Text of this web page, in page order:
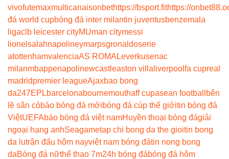
vivofutemaxmulticanaisonbethttps://bsport.fithttps://
đá world cupbóng đá inter milantin juventusbenzema la
ligaclb leicester cityMUman citymessi
lionel salahnapolineymarpsgronaldoserie
atottenhamvalenciaAS ROMA Leverkusenac
milanmbappenapolinewcastleaston villa liverpool fa cupreal
madridpremier leagueAjaxbao bong
da247EPLbarcelonabournemouthaff cupasean football
bên
lề sân cỏbáo bóng đá mớibóng đá cúp thế giớitin bóng đá
ViệtUEFAbáo bóng đá việt namHuyền thoại bóng đágiải
ngoại hạng anhSeagametap chi bong da the gioitin bong
da lutrận đấu hôm nayviệt nam bóng đátin nong bong
daBóng đá nữthể thao 7m24h bóng đábóng đá hôm